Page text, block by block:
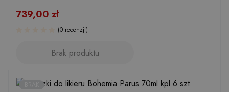
739,00 zł
(0 recenzji)
Brak produktu